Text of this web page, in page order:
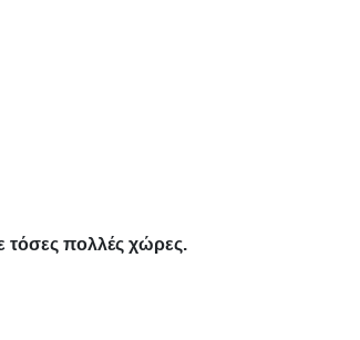
τόσες πολλές χώρες.